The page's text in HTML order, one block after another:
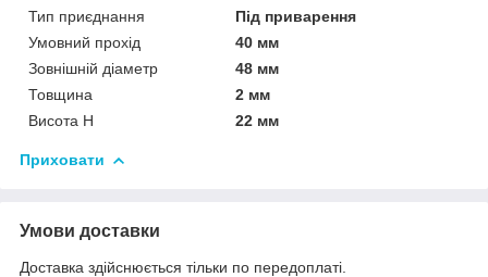
Тип приєднання
Під приварення
Умовний прохід
40 мм
Зовнішній діаметр
48 мм
Товщина
2 мм
Висота H
22 мм
Приховати
Умови доставки
Доставка здійснюється тільки по передоплаті.